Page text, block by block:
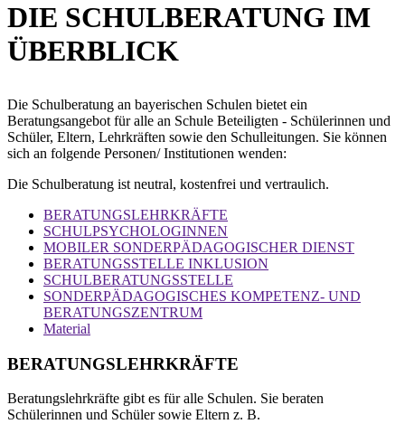
DIE SCHULBERATUNG IM
ÜBERBLICK
Die Schulberatung an bayerischen Schulen bietet ein
Beratungsangebot für alle an Schule Beteiligten - Schülerinnen und
Schüler, Eltern, Lehrkräften sowie den Schulleitungen. Sie können
sich an folgende Personen/ Institutionen wenden:
Die Schulberatung ist neutral, kostenfrei und vertraulich.
BERATUNGSLEHRKRÄFTE
SCHULPSYCHOLOGINNEN
MOBILER SONDERPÄDAGOGISCHER DIENST
BERATUNGSSTELLE INKLUSION
SCHULBERATUNGSSTELLE
SONDERPÄDAGOGISCHES KOMPETENZ- UND
BERATUNGSZENTRUM
Material
BERATUNGSLEHRKRÄFTE
Beratungslehrkräfte gibt es für alle Schulen. Sie beraten
Schülerinnen und Schüler sowie Eltern z. B.